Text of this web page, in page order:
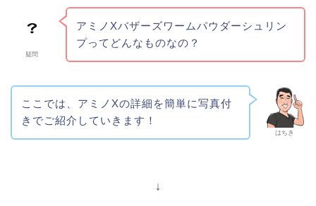
疑問
アミノXバザーズワームパウダーシュリン
プってどんなものなの？
はちき
ここでは、アミノXの詳細を簡単に写真付
きでご紹介していきます！
↓